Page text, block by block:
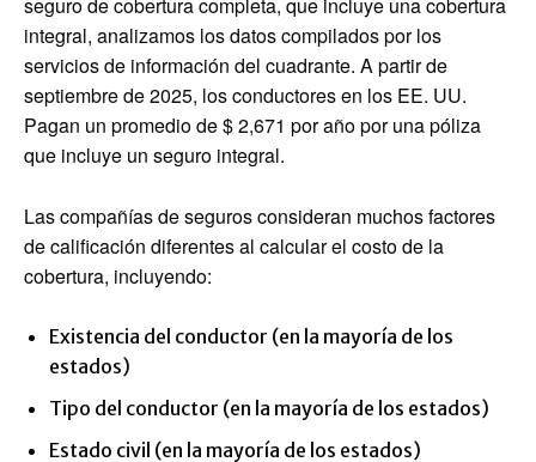
integral, analizamos los datos compilados por los
servicios de información del cuadrante. A partir de
septiembre de 2025, los conductores en los EE. UU.
Pagan un promedio de $ 2,671 por año por una póliza
que incluye un seguro integral.
Las compañías de seguros consideran muchos factores
de calificación diferentes al calcular el costo de la
cobertura, incluyendo:
Existencia del conductor (en la mayoría de los
estados)
Tipo del conductor (en la mayoría de los estados)
Estado civil (en la mayoría de los estados)